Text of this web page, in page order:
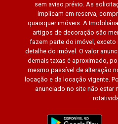
sem aviso prévio. As
implicam em reserva,
quaisquer imóveis. A
artigos de decoração são
fazem parte do imóvel,
detalhe do imóvel. O valor
demais taxas é aproximado,
mesmo passível de alteração
locação e da locação vigente.
anunciado no site não estar